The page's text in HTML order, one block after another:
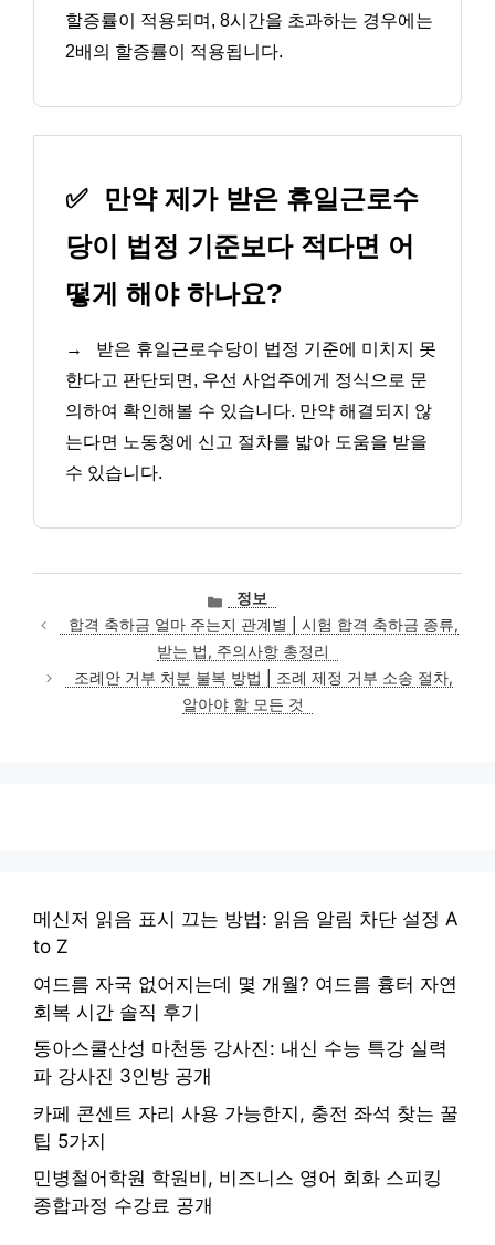
할증률이 적용되며, 8시간을 초과하는 경우에는
2배의 할증률이 적용됩니다.
✅
만약 제가 받은 휴일근로수
당이 법정 기준보다 적다면 어
떻게 해야 하나요?
→
받은 휴일근로수당이 법정 기준에 미치지 못
한다고 판단되면, 우선 사업주에게 정식으로 문
의하여 확인해볼 수 있습니다. 만약 해결되지 않
는다면 노동청에 신고 절차를 밟아 도움을 받을
수 있습니다.
카
테
고
리
정보
합격 축하금 얼마 주는지 관계별 | 시험 합격 축하금 종류,
받는 법, 주의사항 총정리
조례안 거부 처분 불복 방법 | 조례 제정 거부 소송 절차,
알아야 할 모든 것
메신저 읽음 표시 끄는 방법: 읽음 알림 차단 설정 A
to Z
여드름 자국 없어지는데 몇 개월? 여드름 흉터 자연
회복 시간 솔직 후기
동아스쿨산성 마천동 강사진: 내신 수능 특강 실력
파 강사진 3인방 공개
카페 콘센트 자리 사용 가능한지, 충전 좌석 찾는 꿀
팁 5가지
민병철어학원 학원비, 비즈니스 영어 회화 스피킹
종합과정 수강료 공개